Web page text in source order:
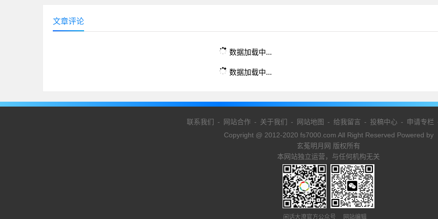
文章评论
数据加载中...
数据加载中...
联系我们 - 网站合作- 关于我们 - 网站地图 - 给我留言 - 投稿中心- 申请专栏
Copyright @ 2012-2020 fs7000.com All Right Reserved Powered by
玄菟明月网 版权所有
本网站独立运营，与任何机构无关
闲话大潦官方公众号 网站编辑